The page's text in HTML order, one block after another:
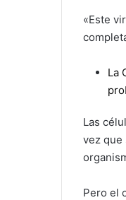
«Este
La
Las
vez que
Pero el